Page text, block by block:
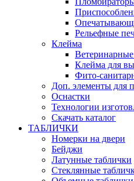
Рельефные
Клейма
Клейма для
Фито-
Доп. элементы для
Оснастки
Технологии
Скачать каталог
ТАБЛИЧКИ
Номерки на двери
Бейджи
Латунные таблички
Стеклянные